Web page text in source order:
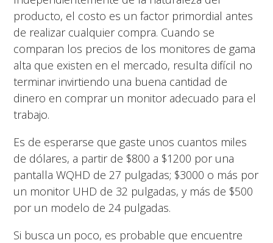
producto, el costo es un factor primordial antes
de realizar cualquier compra. Cuando se
comparan los precios de los monitores de gama
alta que existen en el mercado, resulta difícil no
terminar invirtiendo una buena cantidad de
dinero en comprar un monitor adecuado para el
trabajo.
Es de esperarse que gaste unos cuantos miles
de dólares, a partir de $800 a $1200 por una
pantalla WQHD de 27 pulgadas; $3000 o más por
un monitor UHD de 32 pulgadas, y más de $500
por un modelo de 24 pulgadas.
Si busca un poco, es probable que encuentre